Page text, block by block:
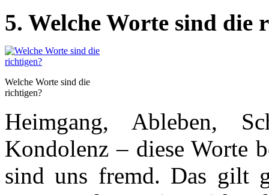
5. Welche Worte sind die
Welche Worte sind die
richtigen?
Heimgang, Ableben,
Kondolenz – diese Worte
sind uns fremd. Das gilt